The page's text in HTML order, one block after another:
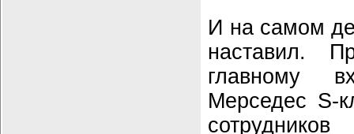
И на самом
наставил.
главному
Мерседес S-